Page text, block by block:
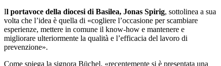
Il portavoce della diocesi di Basilea, Jonas Spirig, sottolinea a sua
volta che l’idea è quella di «cogliere l’occasione per scambiare
esperienze, mettere in comune il know-how e mantenere e
migliorare ulteriormente la qualità e l’efficacia del lavoro di
prevenzione».
Come spiega la signora Büchel, «recentemente si è presentata una